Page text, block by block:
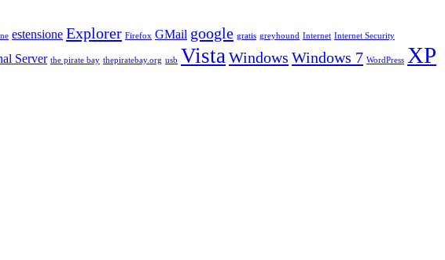
estensione Explorer Firefox GMail google gratis greyhound Internet Internet Security
Server the pirate bay thepiratebay.org usb Vista Windows Windows 7 WordPress XP